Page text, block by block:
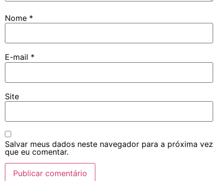
Nome *
E-mail *
Site
Salvar meus dados neste navegador para a próxima vez
que eu comentar.